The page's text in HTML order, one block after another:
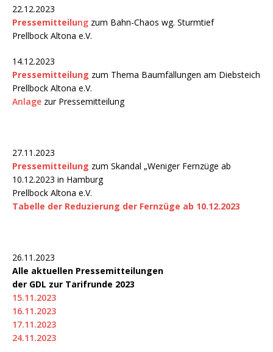
22.12.2023
Pressemitteilung zum Bahn-Chaos wg. Sturmtief
Prellbock Altona e.V.
14.12.2023
Pressemitteilung zum Thema Baumfällungen am Diebsteich
Prellbock Altona e.V.
Anlage zur Pressemitteilung
27.11.2023
Pressemitteilung zum Skandal „Weniger Fernzüge ab
10.12.2023 in Hamburg
Prellbock Altona e.V.
Tabelle der Reduzierung der Fernzüge ab 10.12.2023
26.11.2023
Alle aktuellen Pressemitteilungen
der GDL zur Tarifrunde 2023
15.11.2023
16.11.2023
17.11.2023
24.11.2023